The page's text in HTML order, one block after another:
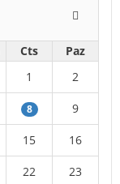
Cts
Paz
1
2
8 9
15 16
22 23